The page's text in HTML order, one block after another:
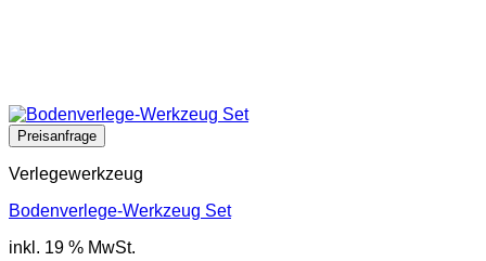
Verlegewerkzeug
Bodenverlege-Werkzeug Set
inkl. 19 % MwSt.